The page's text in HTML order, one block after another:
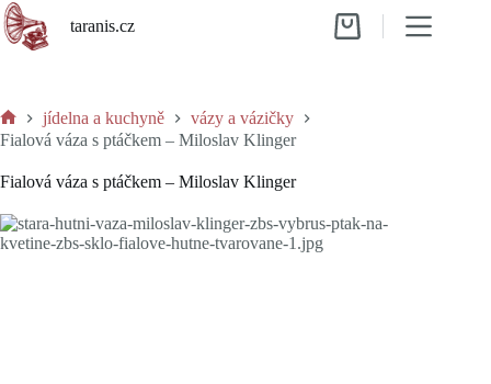
Skip
to
content
taranis.cz
Shopping
Home
jídelna a kuchyně
vázy a vázičky
Fialová váza s ptáčkem – Miloslav Klinger
Fialová váza s ptáčkem – Miloslav Klinger